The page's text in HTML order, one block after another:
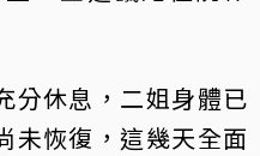
分休息，二姐身體已
未恢復，這幾天全面